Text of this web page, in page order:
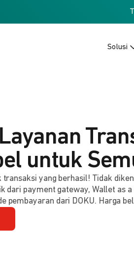
Solusi
untuk
transaksi yang berhasil! Tidak
dari payment gateway, Wallet as
pembayaran dari DOKU. Harga